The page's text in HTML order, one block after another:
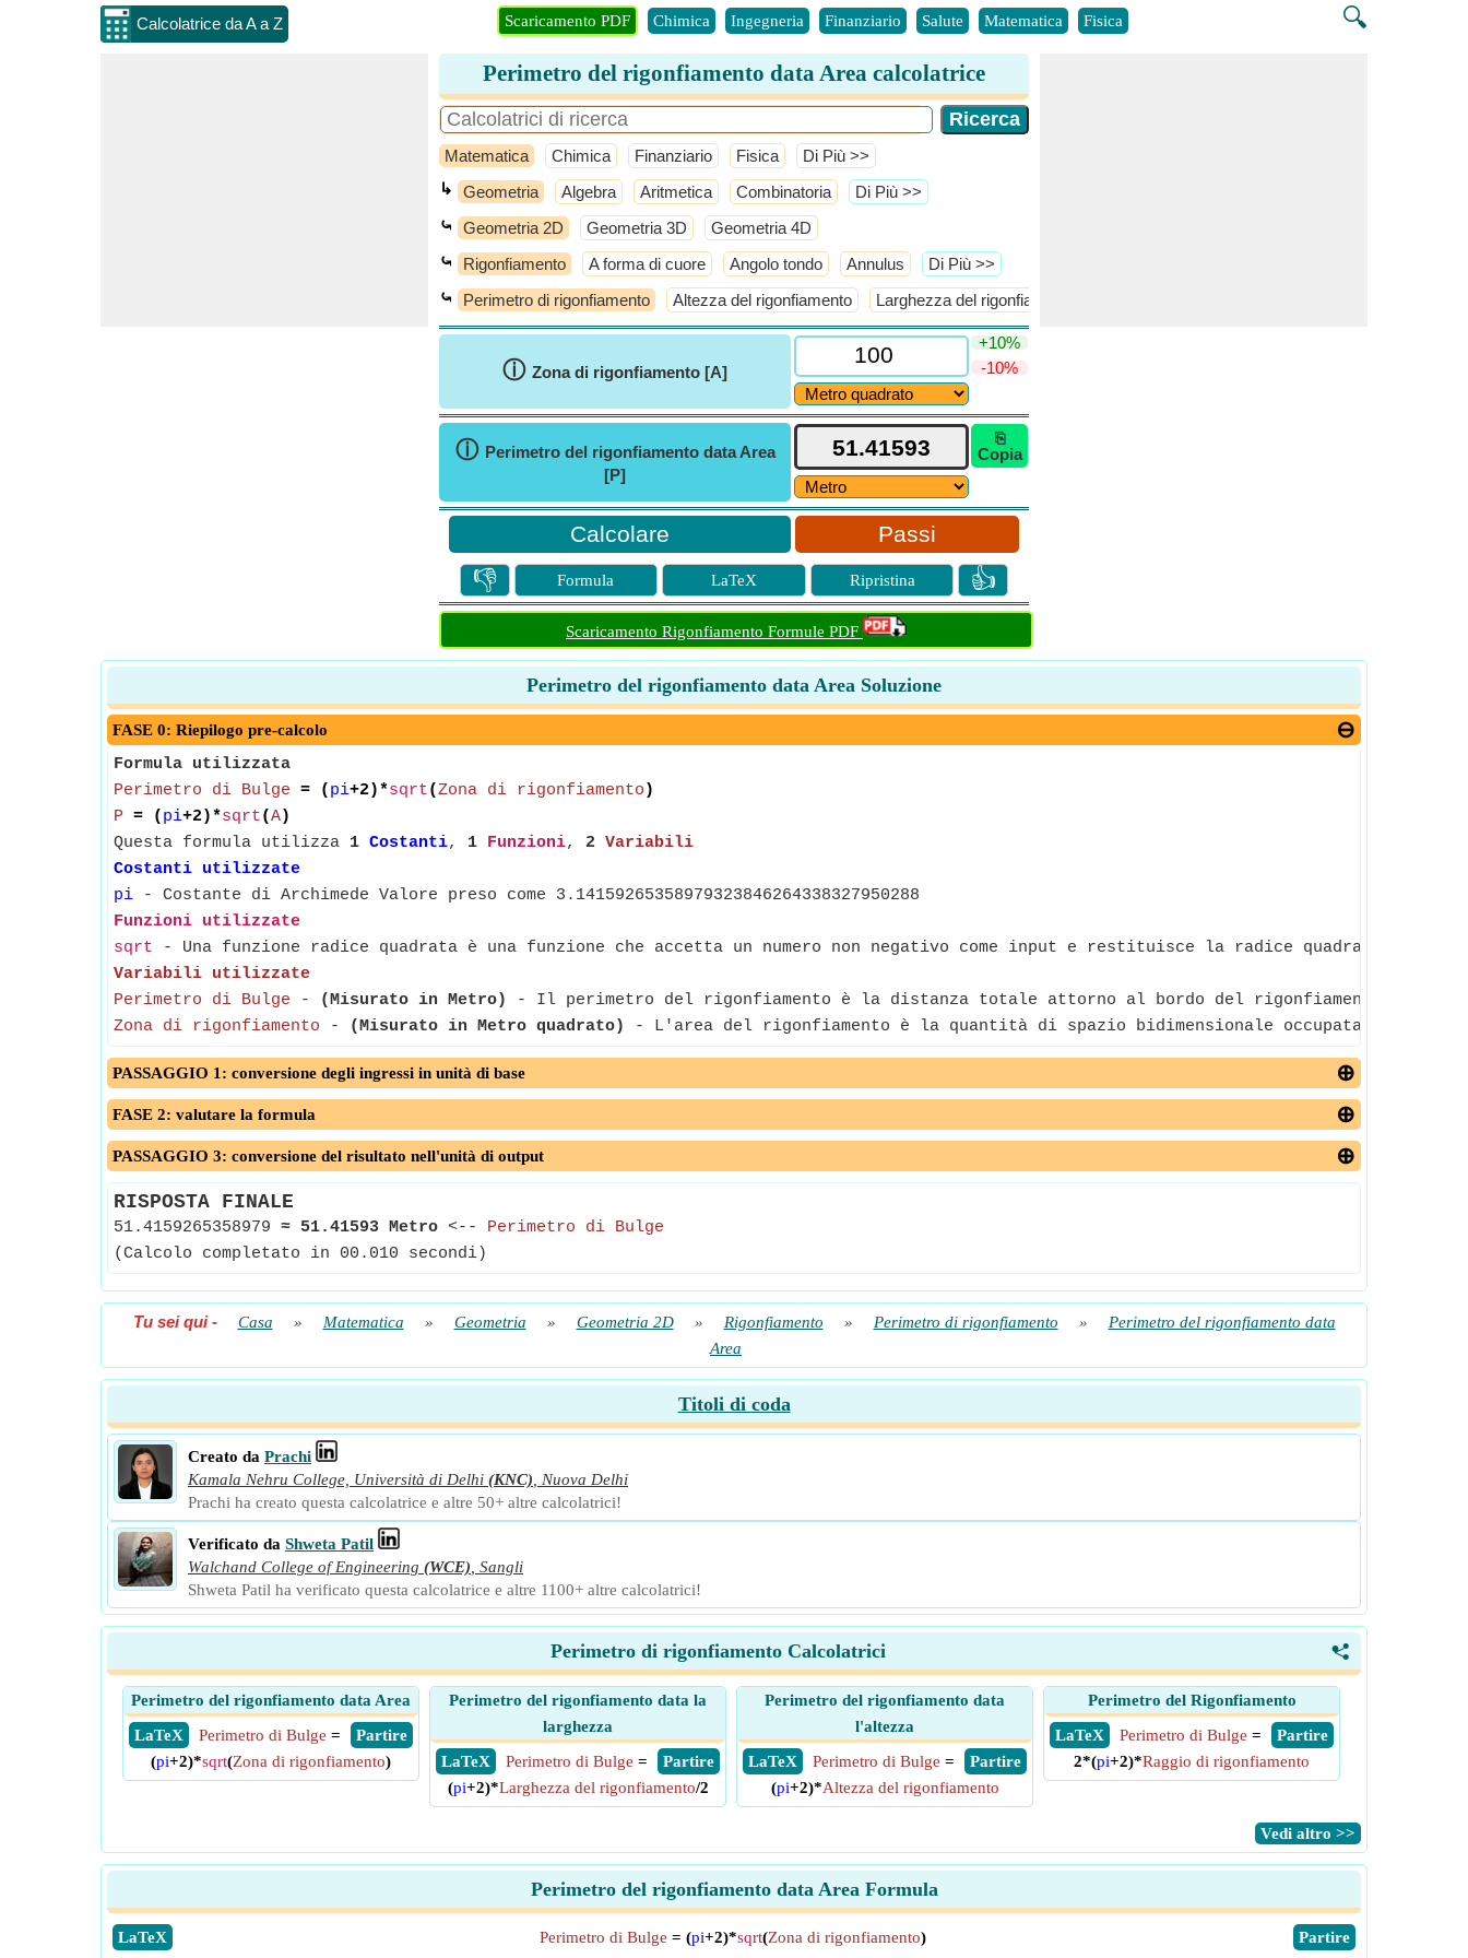
Calcolatrice da A a Z 🔍
Scaricamento PDF Chimica Ingegneria Finanziario Salute Matematica Fisica
Perimetro del rigonfiamento data Area calcolatrice
Matematica Chimica Finanziario Fisica ​Di Più >>
↳ Geometria Algebra Aritmetica Combinatoria ​Di Più >>
⤿ Geometria 2D Geometria 3D Geometria 4D
⤿ Rigonfiamento A forma di cuore Angolo tondo Annulus ​Di Più >>
⤿ Perimetro di rigonfiamento Altezza del rigonfiamento Larghezza del rigonfiamento
ⓘ Zona di rigonfiamento [A]
+10%
-10%
ⓘ Perimetro del rigonfiamento data Area
[P]
⎘
Copia
Passi
👎 Formula LaTeX Ripristina 👍
Scaricamento Rigonfiamento Formule PDF
Perimetro del rigonfiamento data Area Soluzione
FASE 0: Riepilogo pre-calcolo
Formula utilizzata
Perimetro di Bulge = ( pi+2)*sqrt(Zona di rigonfiamento )
P = ( pi+2)*sqrt(A)
Questa formula utilizza 1 Costanti, 1 Funzioni, 2 Variabili
Costanti utilizzate
pi - Costante di Archimede Valore preso come 3.14159265358979323846264338327950288
Funzioni utilizzate
sqrt - Una funzione radice quadrata è una funzione che accetta un numero non negativo come input e restituisce la radice quadrata del
Variabili utilizzate
Perimetro di Bulge - (Misurato in Metro)
- Il perimetro del rigonfiamento è la distanza totale attorno al bordo del rigonfiamento.
Zona di rigonfiamento - (Misurato in Metro quadrato) - L'area del rigonfiamento è la quantità di spazio bidimensionale occupata dal
PASSAGGIO 1: conversione degli ingressi in unità di base
FASE 2: valutare la formula
PASSAGGIO 3: conversione del risultato nell'unità di output
RISPOSTA FINALE
51.4159265358979 ≈ 51.41593 Metro <-- Perimetro di Bulge
(Calcolo completato in 00.010 secondi)
Tu sei qui- Casa » Matematica » Geometria » Geometria 2D » Rigonfiamento » Perimetro di rigonfiamento »
Perimetro del rigonfiamento data
Area
Titoli di coda
Creato da Prachi
Kamala Nehru College, Università di Delhi (KNC)
Nuova Delhi
Prachi ha creato questa calcolatrice e altre 50+ altre calcolatrici!
Verificato da Shweta Patil
Walchand College of Engineering (WCE) Sangli
Shweta Patil ha verificato questa calcolatrice e altre 1100+ altre calcolatrici!
<
Perimetro di rigonfiamento Calcolatrici
Perimetro del rigonfiamento data Area
​ LaTeX
​ Partire
Perimetro di Bulge =
(pi+2)*sqrt(Zona di rigonfiamento)
Perimetro del rigonfiamento data la
larghezza
​ LaTeX
​ Partire
Perimetro di Bulge =
(pi+2)*Larghezza del rigonfiamento/2
Perimetro del rigonfiamento data
l'altezza
​ LaTeX
​ Partire
Perimetro di Bulge =
(pi+2)*Altezza del rigonfiamento
Perimetro del Rigonfiamento
​ LaTeX
​ Partire
Perimetro di Bulge =
2*(pi+2)*Raggio di rigonfiamento
​Vedi altro >>
Perimetro del rigonfiamento data Area Formula
​LaTeX ​Partire
Perimetro di Bulge = (pi+2)*sqrt(Zona di rigonfiamento)